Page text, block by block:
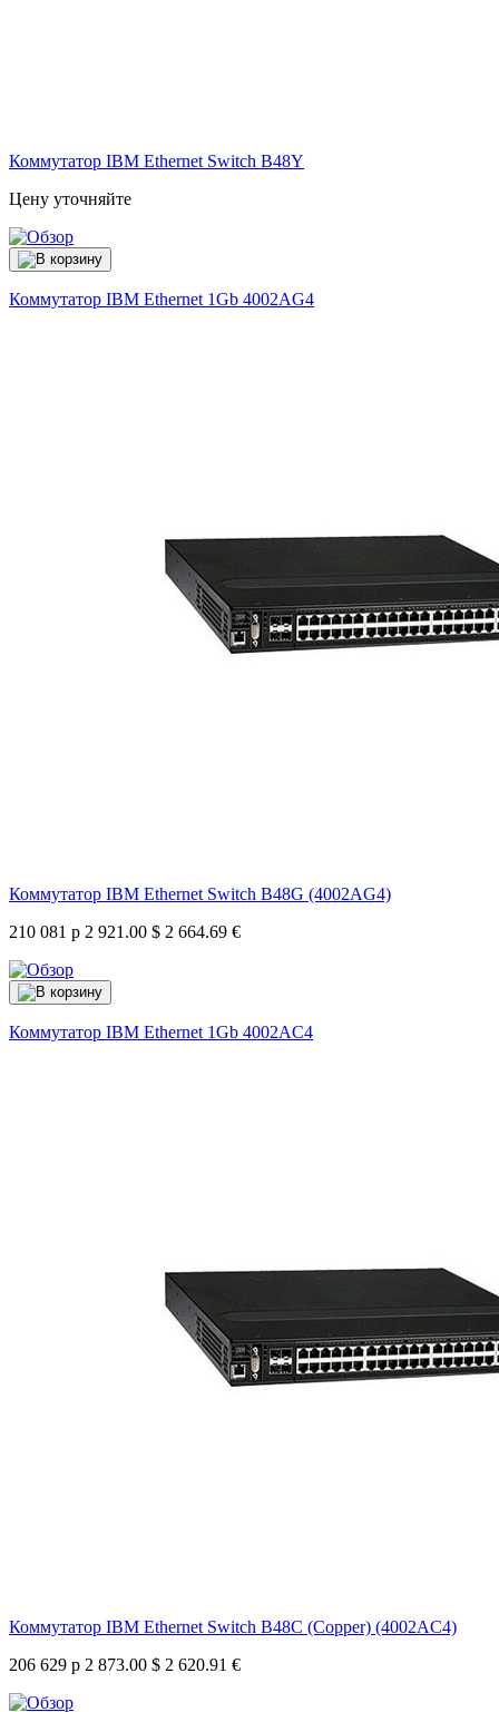
Коммутатор IBM Ethernet Switch B48Y
Цену уточняйте
Коммутатор IBM Ethernet 1Gb 4002AG4
Коммутатор IBM Ethernet Switch B48G (4002AG4)
210 081 р 2 921.00 $ 2 664.69 €
Коммутатор IBM Ethernet 1Gb 4002AC4
Коммутатор IBM Ethernet Switch B48C (Copper) (4002AC4)
206 629 р 2 873.00 $ 2 620.91 €